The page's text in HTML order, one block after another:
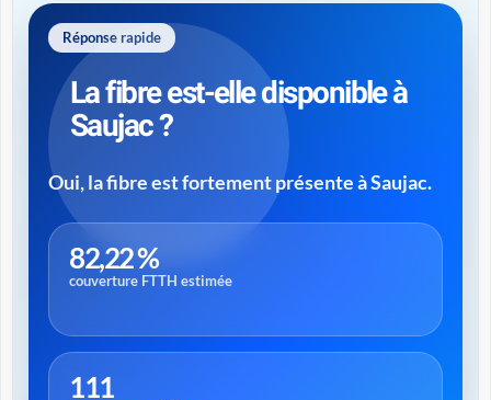
Réponse rapide
La fibre est-elle disponible à
Saujac ?
Oui, la fibre est fortement présente à Saujac.
82,22 %
couverture FTTH estimée
111